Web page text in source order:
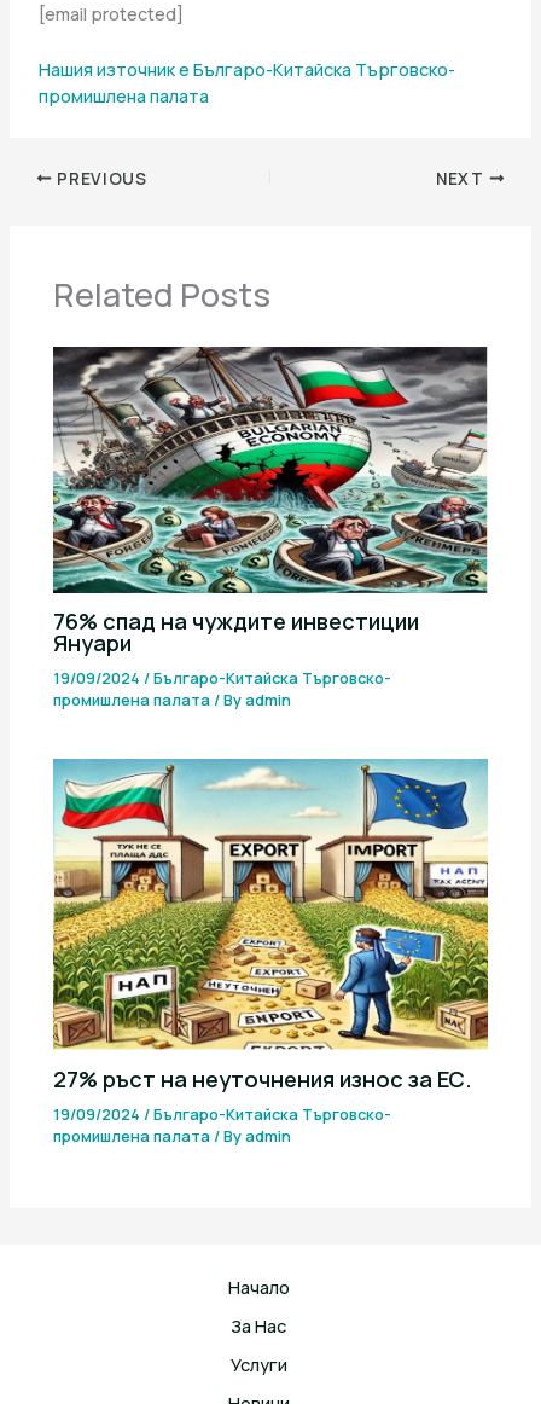
[email protected]
Нашия източник е Българо-Китайска Търговско-
промишлена палaта
PREVIOUS NEXT
Related Posts
76% спад на чуждите инвестиции
Януари
19/09/2024/Българо-Китайска Търговско-
промишлена палaта/ Byadmin
27% ръст на неуточнения износ за ЕС.
19/09/2024 /Българо-Китайска Търговско-
промишлена палaта / Byadmin
Начало
За Нас
Услуги